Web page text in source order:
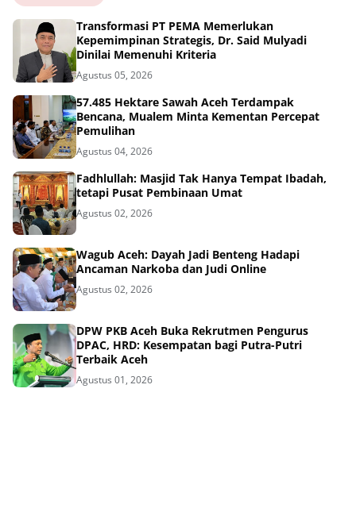
Transformasi PT PEMA Memerlukan
Kepemimpinan Strategis, Dr. Said Mulyadi
Dinilai Memenuhi Kriteria
Agustus 05, 2026
57.485 Hektare Sawah Aceh Terdampak
Bencana, Mualem Minta Kementan Percepat
Pemulihan
Agustus 04, 2026
Fadhlullah: Masjid Tak Hanya Tempat Ibadah,
tetapi Pusat Pembinaan Umat
Agustus 02, 2026
Wagub Aceh: Dayah Jadi Benteng Hadapi
Ancaman Narkoba dan Judi Online
Agustus 02, 2026
DPW PKB Aceh Buka Rekrutmen Pengurus
DPAC, HRD: Kesempatan bagi Putra-Putri
Terbaik Aceh
Agustus 01, 2026